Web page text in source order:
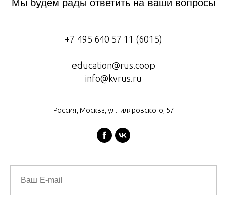
Мы будем рады ответить на ваши вопросы
+7 495 640 57 11 (6015)
education@rus.coop
info@kvrus.ru
Россия, Москва, ул.Гиляровского, 57